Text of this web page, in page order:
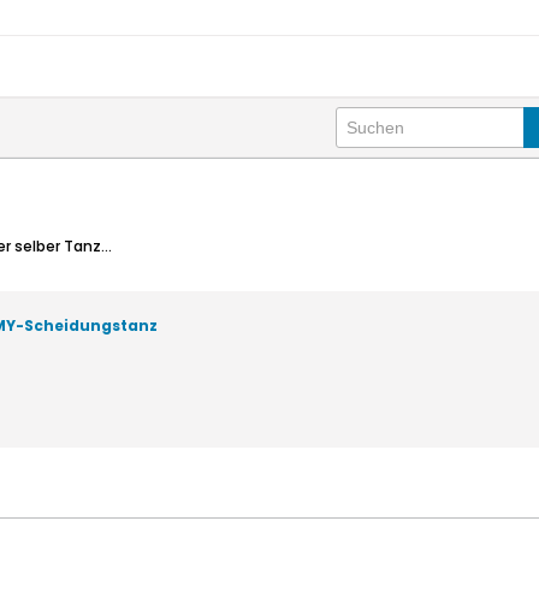
selber Tanz...
Scheidungstanz